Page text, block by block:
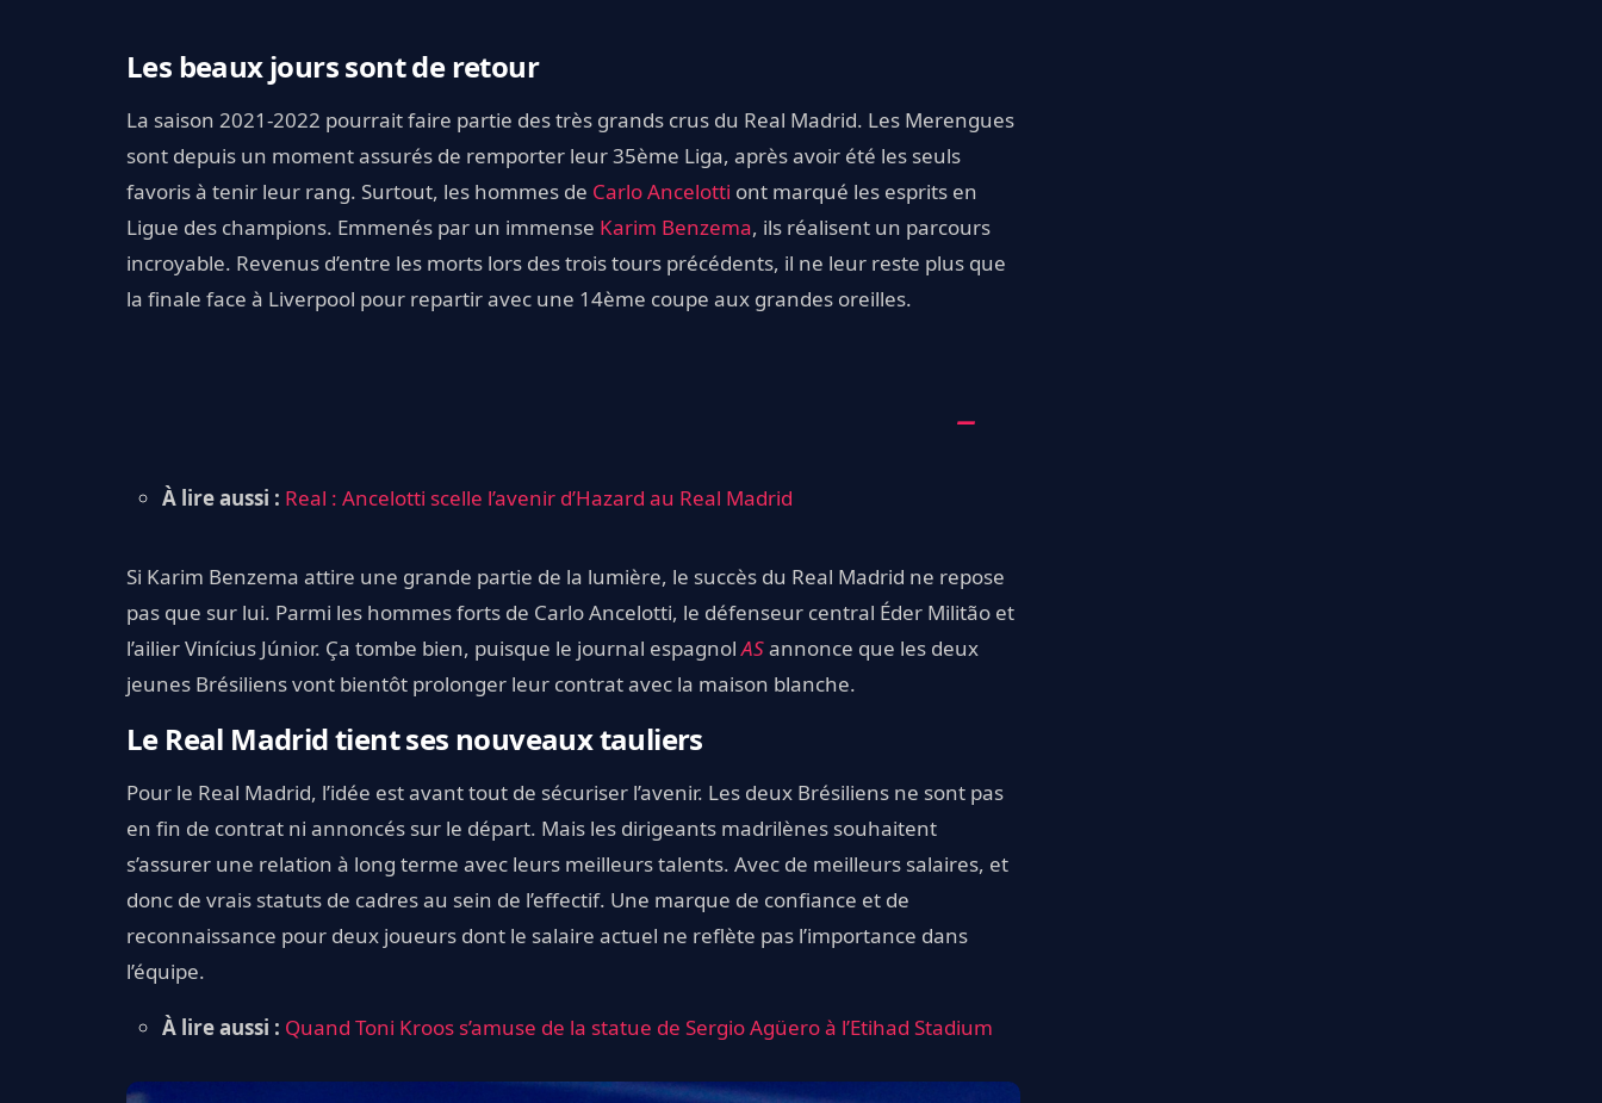
Les beaux jours sont de retour
La saison 2021-2022 pourrait faire partie des très grands crus du Real Madrid. Les Merengues
sont depuis un moment assurés de remporter leur 35ème Liga, après avoir été les seuls
favoris à tenir leur rang. Surtout, les hommes de Carlo Ancelotti ont marqué les esprits en
Ligue des champions. Emmenés par un immense Karim Benzema, ils réalisent un parcours
incroyable. Revenus d’entre les morts lors des trois tours précédents, il ne leur reste plus que
la finale face à Liverpool pour repartir avec une 14ème coupe aux grandes oreilles.
À lire aussi : Real : Ancelotti scelle l’avenir d’Hazard au Real Madrid
Si Karim Benzema attire une grande partie de la lumière, le succès du Real Madrid ne repose
pas que sur lui. Parmi les hommes forts de Carlo Ancelotti, le défenseur central Éder Militão et
l’ailier Vinícius Júnior. Ça tombe bien, puisque le journal espagnolASannonce que les deux
jeunes Brésiliens vont bientôt prolonger leur contrat avec la maison blanche.
Le Real Madrid tient ses nouveaux tauliers
Pour le Real Madrid, l’idée est avant tout de sécuriser l’avenir. Les deux Brésiliens ne sont pas
en fin de contrat ni annoncés sur le départ. Mais les dirigeants madrilènes souhaitent
s’assurer une relation à long terme avec leurs meilleurs talents. Avec de meilleurs salaires, et
donc de vrais statuts de cadres au sein de l’effectif. Une marque de confiance et de
reconnaissance pour deux joueurs dont le salaire actuel ne reflète pas l’importance dans
l’équipe.
À lire aussi : Quand Toni Kroos s’amuse de la statue de Sergio Agüero à l’Etihad Stadium